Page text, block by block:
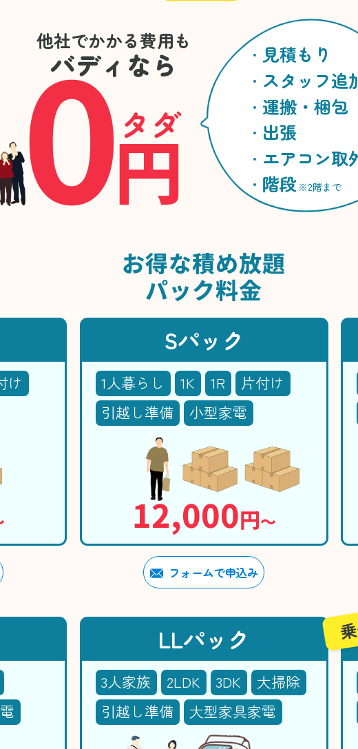
他社でかかる費用も
バディなら
0円
タダ
見積もり
スタッフ追
運搬・梱包
出張
エアコン取
階段 ※2階まで
お得な積め放題
パック料金
け
Sパック
1人暮らし 1K 1R
片付け
引越し準備
小型家電
12,000円〜
フォームで申込み
LLパック
3人家族 2LDK 3DK
大掃除
引越し準備
大型家具家電